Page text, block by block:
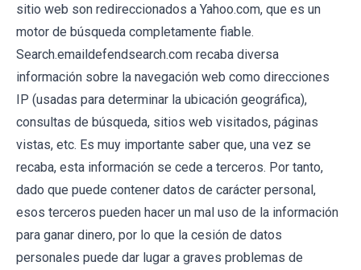
sitio web son redireccionados a Yahoo.com, que es un
motor de búsqueda completamente fiable.
Search.emaildefendsearch.com recaba diversa
información sobre la navegación web como direcciones
IP (usadas para determinar la ubicación geográfica),
consultas de búsqueda, sitios web visitados, páginas
vistas, etc. Es muy importante saber que, una vez se
recaba, esta información se cede a terceros. Por tanto,
dado que puede contener datos de carácter personal,
esos terceros pueden hacer un mal uso de la información
para ganar dinero, por lo que la cesión de datos
personales puede dar lugar a graves problemas de